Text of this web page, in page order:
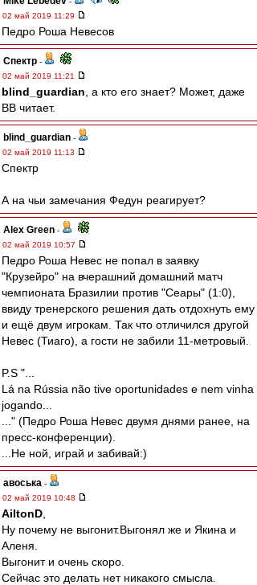
02 май 2019 11:29
Педро Роша Невесов
Спектр -
02 май 2019 11:21
blind_guardian , а кто его знает? Может, даже
ВВ читает.
blind_guardian -
02 май 2019 11:13
Спектр
А на чьи замечания Федун реагирует?
Alex Green -
02 май 2019 10:57
Педро Роша Невес не попал в заявку
"Крузейро" на вчерашний домашний матч
чемпионата Бразилии против "Сеары" (1:0),
ввиду тренерского решения дать отдохнуть ему
и ещё двум игрокам. Так что отличился другой
Невес (Тиаго), а гости не забили 11-метровый.
P.S "...
Lá na Rússia não tive oportunidades e nem vinha
jogando...
..." (Педро Роша Невес двумя днями ранее, на
пресс-конференции).
...Не ной, играй и забивай:)
авоська -
02 май 2019 10:48
AiltonD
Ну почему не выгонит.Выгонял же и Якина и
Аленя.
Выгонит и очень скоро.
Сейчас это делать нет никакого смысла.